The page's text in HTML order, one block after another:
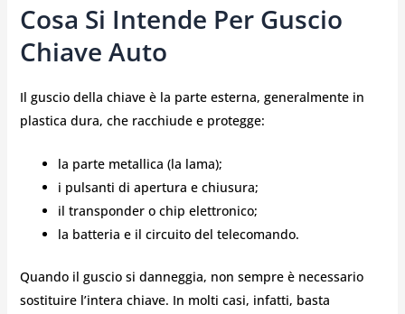
Cosa Si Intende Per Guscio
Chiave Auto
Il guscio della chiave è la parte esterna, generalmente in
plastica dura, che racchiude e protegge:
la parte metallica (la lama);
i pulsanti di apertura e chiusura;
il transponder o chip elettronico;
la batteria e il circuito del telecomando.
Quando il guscio si danneggia, non sempre è necessario
sostituire l’intera chiave. In molti casi, infatti, basta